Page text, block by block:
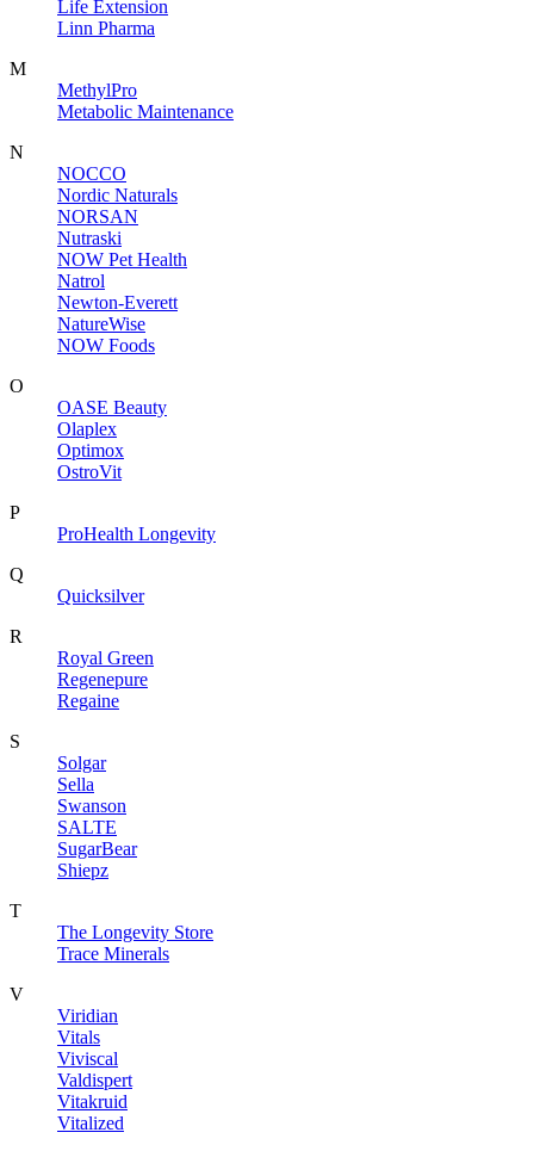
Life Extension
Linn Pharma
M
MethylPro
Metabolic Maintenance
N
NOCCO
Nordic Naturals
NORSAN
Nutraski
NOW Pet Health
Natrol
Newton-Everett
NatureWise
NOW Foods
O
OASE Beauty
Olaplex
Optimox
OstroVit
P
ProHealth Longevity
Q
Quicksilver
R
Royal Green
Regenepure
Regaine
S
Solgar
Sella
Swanson
SALTE
SugarBear
Shiepz
T
The Longevity Store
Trace Minerals
V
Viridian
Vitals
Viviscal
Valdispert
Vitakruid
Vitalized